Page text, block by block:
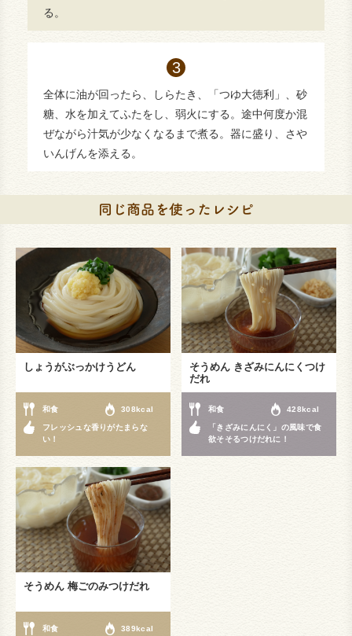
る。
全体に油が回ったら、しらたき、「つゆ大徳利」、砂
糖、水を加えてふたをし、弱火にする。途中何度か混
ぜながら汁気が少なくなるまで煮る。器に盛り、さや
いんげんを添える。
しょうがぶっかけうどん
和食 308kcal
フレッシュな香りがたまらな
い！
そうめん きざみにんにくつけ
だれ
和食 428kcal
「きざみにんにく」の風味で食
欲そそるつけだれに！
そうめん 梅ごのみつけだれ
和食 389kcal